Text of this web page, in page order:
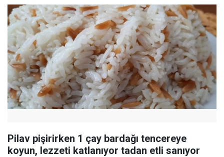
Pilav pişirirken 1 çay bardağı tencereye
koyun, lezzeti katlanıyor tadan etli sanıyor